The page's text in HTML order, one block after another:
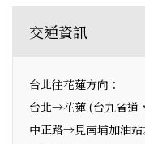
交通資訊
台北往花蓮方向：
台北→花蓮 (台九省道
中正路→見南埔加油